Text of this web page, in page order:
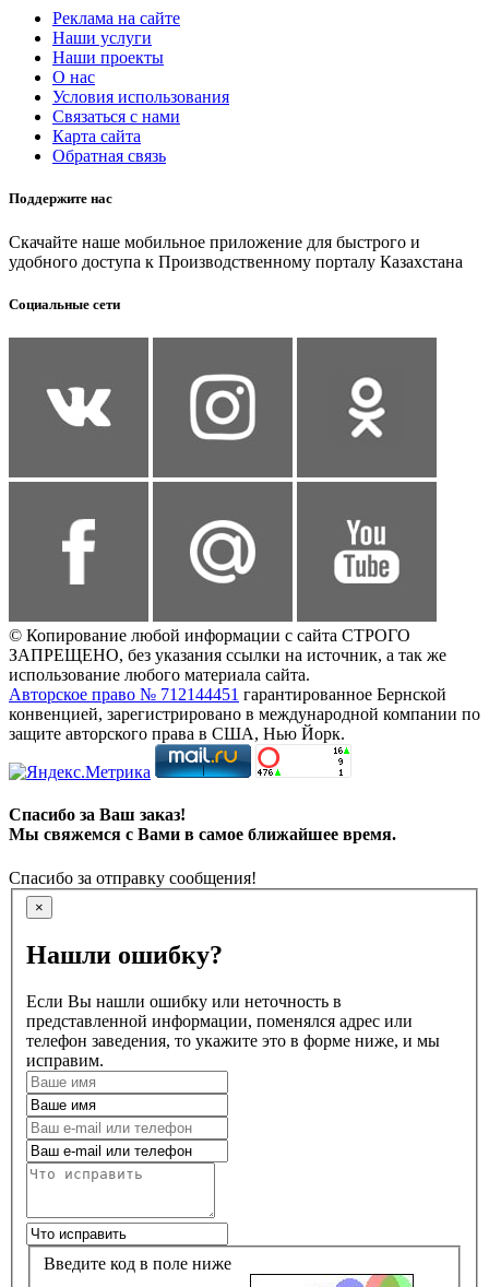
Реклама на сайте
Наши услуги
Наши проекты
О нас
Условия использования
Связаться с нами
Карта сайта
Обратная связь
Поддержите нас
Скачайте наше мобильное приложение для быстрого и
удобного доступа к Производственному порталу Казахстана
Социальные сети
© Копирование любой информации с сайта СТРОГО
ЗАПРЕЩЕНО, без указания ссылки на источник, а так же
использование любого материала сайта.
Авторское право № 712144451 гарантированное Бернской
конвенцией, зарегистрировано в международной компании по
защите авторского права в США, Нью Йорк.
Спасибо за Ваш заказ!
Мы свяжемся с Вами в самое ближайшее время.
Спасибо за отправку сообщения!
×
Нашли ошибку?
Если Вы нашли ошибку или неточность в
представленной информации, поменялся адрес или
телефон заведения, то укажите это в форме ниже, и мы
исправим.
Введите код в поле ниже